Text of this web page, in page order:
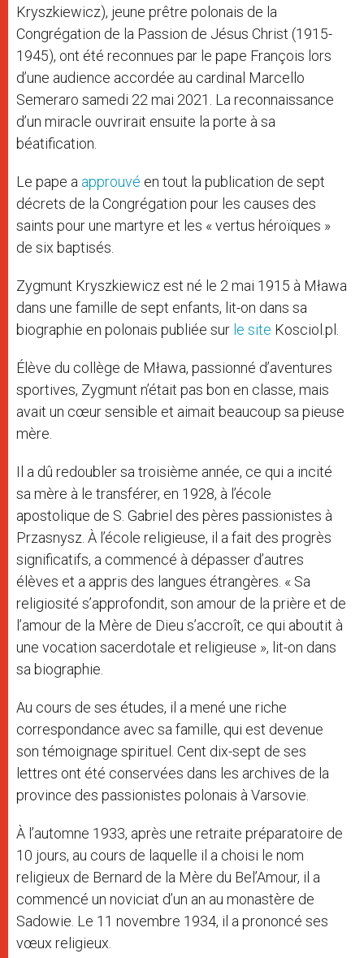
Kryszkiewicz), jeune prêtre polonais de la
Congrégation de la Passion de Jésus Christ (1915-
1945), ont été reconnues par le pape François lors
d’une audience accordée au cardinal Marcello
Semeraro samedi 22 mai 2021. La reconnaissance
d’un miracle ouvrirait ensuite la porte à sa
béatification.
Le pape a approuvé en tout la publication de sept
décrets de la Congrégation pour les causes des
saints pour une martyre et les « vertus héroïques »
de six baptisés.
Zygmunt Kryszkiewicz est né le 2 mai 1915 à Mława
dans une famille de sept enfants, lit-on dans sa
biographie en polonais publiée sur le site Kosciol.pl.
Élève du collège de Mława, passionné d’aventures
sportives, Zygmunt n’était pas bon en classe, mais
avait un cœur sensible et aimait beaucoup sa pieuse
mère.
Il a dû redoubler sa troisième année, ce qui a incité
sa mère à le transférer, en 1928, à l’école
apostolique de S. Gabriel des pères passionistes à
Przasnysz. À l’école religieuse, il a fait des progrès
significatifs, a commencé à dépasser d’autres
élèves et a appris des langues étrangères. « Sa
religiosité s’approfondit, son amour de la prière et de
l’amour de la Mère de Dieu s’accroît, ce qui aboutit à
une vocation sacerdotale et religieuse », lit-on dans
sa biographie.
Au cours de ses études, il a mené une riche
correspondance avec sa famille, qui est devenue
son témoignage spirituel. Cent dix-sept de ses
lettres ont été conservées dans les archives de la
province des passionistes polonais à Varsovie.
À l’automne 1933, après une retraite préparatoire de
10 jours, au cours de laquelle il a choisi le nom
religieux de Bernard de la Mère du Bel’Amour, il a
commencé un noviciat d’un an au monastère de
Sadowie. Le 11 novembre 1934, il a prononcé ses
vœux religieux.